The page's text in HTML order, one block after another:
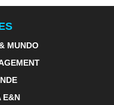
MUNDO
E&N